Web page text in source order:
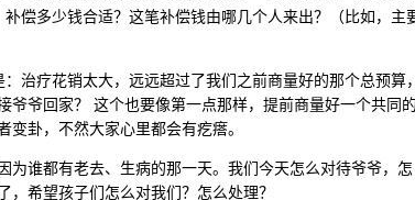
偿多少钱合适？这笔补偿钱由哪几个人来出？（比如，主
治疗花销太大，远远超过了我们之前商量好的那个总预算，
爷回家？ 这个也要像第一点那样，提前商量好一个共同的
卦，不然大家心里都会有疙瘩。
谁都有老去、生病的那一天。我们今天怎么对待爷爷，怎
希望孩子们怎么对我们？怎么处理？